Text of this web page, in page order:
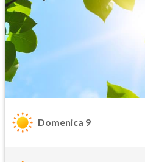
Domenica 9